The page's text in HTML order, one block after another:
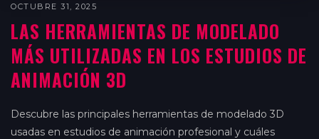
Diseño de Videojuegos
OCTUBRE 31, 2025
LAS HERRAMIENTAS DE MODELADO
MÁS UTILIZADAS EN LOS ESTUDIOS DE
ANIMACIÓN 3D
Descubre las principales herramientas de modelado 3D
usadas en estudios de animación profesional y cuáles